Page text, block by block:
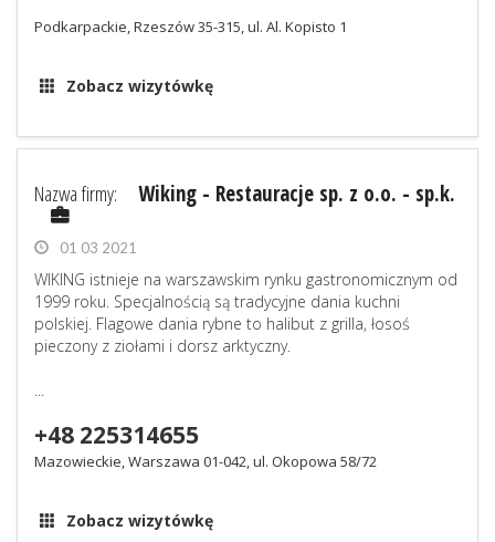
Podkarpackie, Rzeszów 35-315, ul. Al. Kopisto 1
Zobacz wizytówkę
Nazwa firmy: Wiking - Restauracje sp. z o.o. - sp.k.
01 03 2021
WIKING istnieje na warszawskim rynku gastronomicznym od
1999 roku. Specjalnością są tradycyjne dania kuchni
polskiej. Flagowe dania rybne to halibut z grilla, łosoś
pieczony z ziołami i dorsz arktyczny.
...
+48 225314655
Mazowieckie, Warszawa 01-042, ul. Okopowa 58/72
Zobacz wizytówkę